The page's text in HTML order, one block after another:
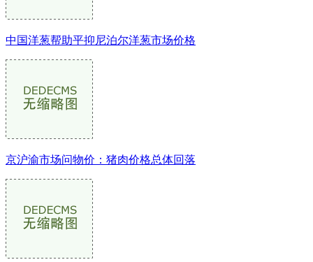
中国洋葱帮助平抑尼泊尔洋葱市场价格
京沪渝市场问物价：猪肉价格总体回落